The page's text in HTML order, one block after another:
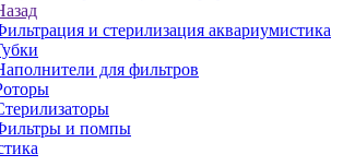
и стерилизация аквариумистика
для фильтров
и помпы